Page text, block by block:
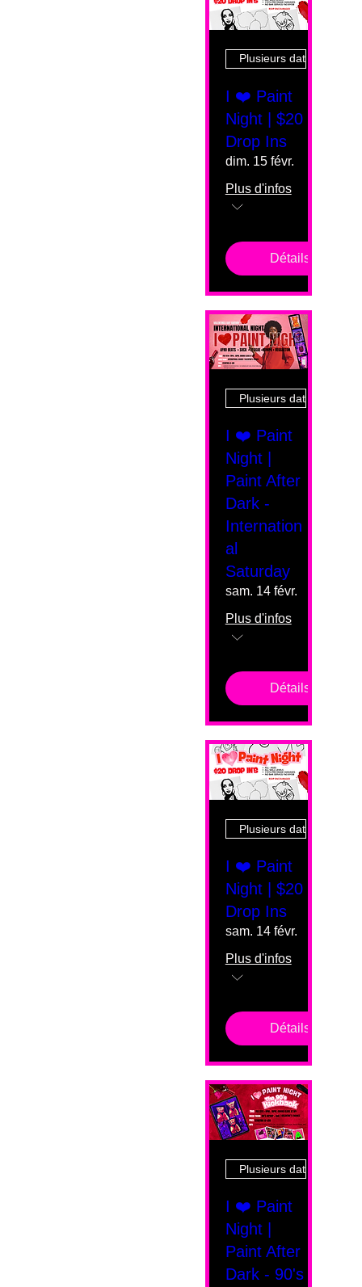
Plusieurs dates
I ❤️ Paint
Night | $20
Drop Ins
dim. 15 févr.
Plus d'infos
Détails
Plusieurs dates
I ❤️ Paint
Night |
Paint After
Dark -
Internation
al
Saturday
sam. 14 févr.
Plus d'infos
Détails
Plusieurs dates
I ❤️ Paint
Night | $20
Drop Ins
sam. 14 févr.
Plus d'infos
Détails
Plusieurs dates
I ❤️ Paint
Night |
Paint After
Dark - 90's